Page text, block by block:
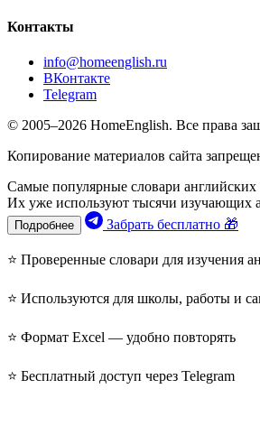
Контакты
info@homeenglish.ru
ВКонтакте
Telegram
© 2005–2026 HomeEnglish. Все права
Копирование материалов сайта
Самые популярные словари английских
Их уже используют тысячи изучающих
Подробнее Забрать бесплатно 🎁
⭐ Проверенные словари для изучения
⭐ Используются для школы, работы и
⭐ Формат Excel — удобно повторять
⭐ Бесплатный доступ через Telegram